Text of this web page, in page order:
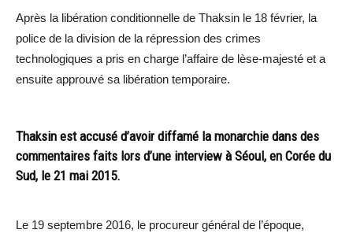
Après la libération conditionnelle de Thaksin le 18 février, la
police de la division de la répression des crimes
technologiques a pris en charge l’affaire de lèse-majesté et a
ensuite approuvé sa libération temporaire.
Thaksin est accusé d’avoir diffamé la monarchie dans des
commentaires faits lors d’une interview à Séoul, en Corée du
Sud, le 21 mai 2015.
Le 19 septembre 2016, le procureur général de l’époque,